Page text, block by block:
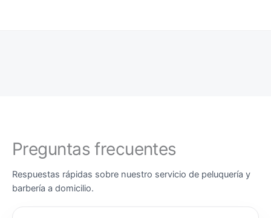
Preguntas frecuentes
Respuestas rápidas sobre nuestro servicio de peluquería y
barbería a domicilio.